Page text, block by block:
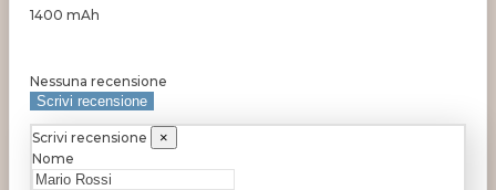
1400 mAh
Nessuna recensione
Scrivi recensione
Scrivi recensione
×
Nome